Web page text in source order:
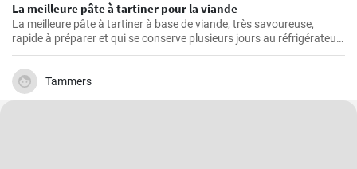
La meilleure pâte à tartiner pour la viande
La meilleure pâte à tartiner à base de viande, très savoureuse,
rapide à préparer et qui se conserve plusieurs jours au réfrigérateur.
Vous pouvez la servir avec du pain frais ou de la baguette maison.
Tammers